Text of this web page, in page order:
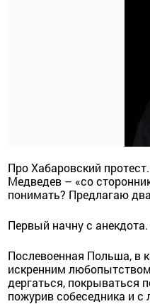
Про Хабаровский
Медведев – «со
понимать? Предлагаю
Первый начну с анекдота.
Послевоенная Польша, в
искренним
дергаться, покрываться
пожурив собеседника и с